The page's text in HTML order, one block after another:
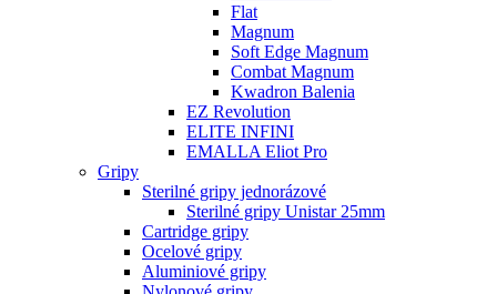
Flat
Magnum
Soft Edge Magnum
Combat Magnum
Kwadron Balenia
EZ Revolution
ELITE INFINI
EMALLA Eliot Pro
Gripy
Sterilné gripy jednorázové
Sterilné gripy Unistar 25mm
Cartridge gripy
Ocelové gripy
Aluminiové gripy